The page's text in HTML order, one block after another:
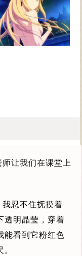
让我们在课堂上
忍不住抚摸着
透明晶莹，穿着
能看到它粉红色